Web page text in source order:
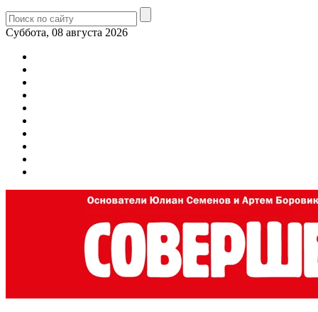
Суббота, 08 августа 2026